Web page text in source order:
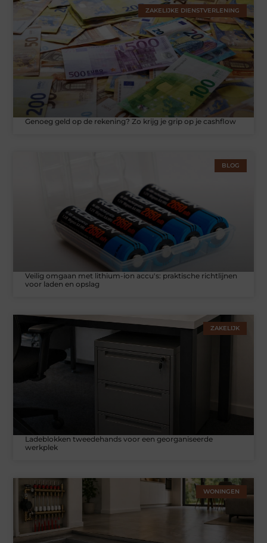
ZAKELIJKE DIENSTVERLENING
Genoeg geld op de rekening? Zo krijg je grip op je cashflow
BLOG
Veilig omgaan met lithium-ion accu's: praktische richtlijnen
voor laden en opslag
ZAKELIJK
Ladeblokken tweedehands voor een georganiseerde
werkplek
WONINGEN